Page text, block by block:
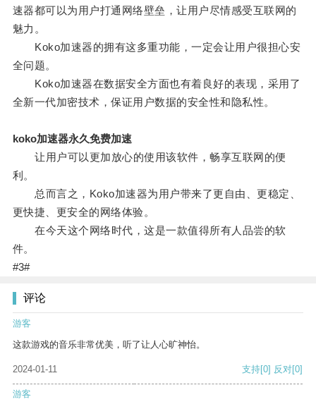
速器都可以为用户打通网络壁垒，让用户尽情感受互联网的
魅力。
Koko加速器的拥有这多重功能，一定会让用户很担心安
全问题。
Koko加速器在数据安全方面也有着良好的表现，采用了
全新一代加密技术，保证用户数据的安全性和隐私性。
koko加速器永久免费加速
让用户可以更加放心的使用该软件，畅享互联网的便
利。
总而言之，Koko加速器为用户带来了更自由、更稳定、
更快捷、更安全的网络体验。
在今天这个网络时代，这是一款值得所有人品尝的软
件。
#3#
评论
游客
这款游戏的音乐非常优美，听了让人心旷神怡。
2024-01-11 支持[0] 反对[0]
游客